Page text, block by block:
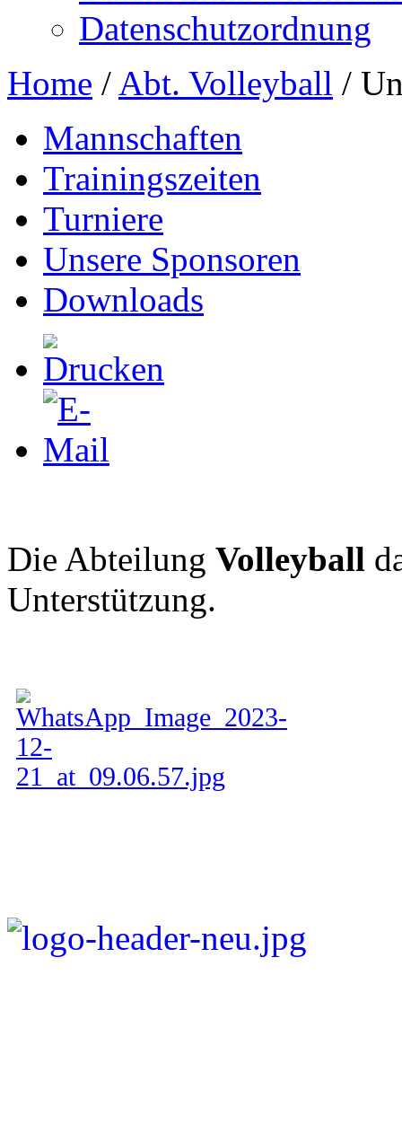
Datenschutzordnung
Home / Abt. Volleyball /
Mannschaften
Trainingszeiten
Turniere
Unsere Sponsoren
Downloads
Die Abteilung Volleyball
Unterstützung.